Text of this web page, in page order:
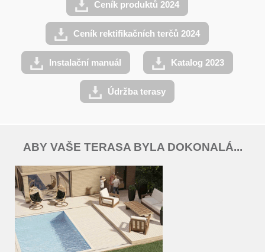
Ceník produktů 2024
Ceník rektifikačních terčů 2024
Instalační manuál Katalog 2023
Údržba terasy
ABY VAŠE TERASA BYLA DOKONALÁ...